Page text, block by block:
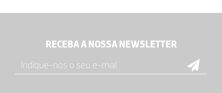
RECEBA A NOSSA NEWSLETTER